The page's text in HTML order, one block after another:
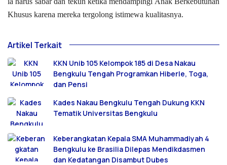
Khusus karena mereka tergolong istimewa kualitasnya.
Artikel Terkait
KKN Unib 105 Kelompok 185 di Desa Nakau
Bengkulu Tengah Programkan Hiberle, Toga,
dan Pensi
Kades Nakau Bengkulu Tengah Dukung KKN
Tematik Universitas Bengkulu
Keberangkatan Kepala SMA Muhammadiyah 4
Bengkulu ke Brasilia Dilepas Mendikdasmen
dan Kedatangan Disambut Dubes